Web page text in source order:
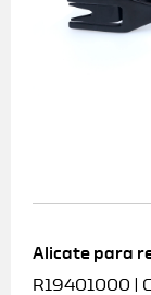
Alicate para
R19401000 |